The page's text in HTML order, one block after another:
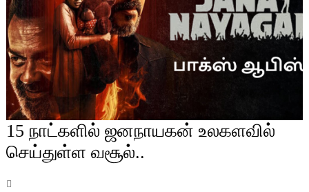
15 நாட்களில் ஜனநாயகன் உலகளவில்
செய்துள்ள வசூல்..